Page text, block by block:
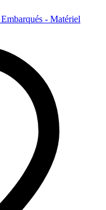
Embarqués - Matériel